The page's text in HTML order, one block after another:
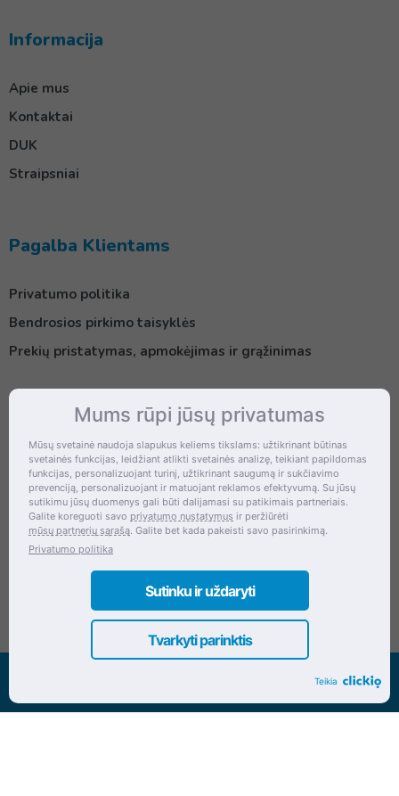
Informacija
Apie mus
Kontaktai
DUK
Straipsniai
Pagalba Klientams
Privatumo politika
Bendrosios pirkimo taisyklės
Prekių pristatymas, apmokėjimas ir grąžinimas
Kontaktai
Šventupės g. 28, Kaunas, Lietuva
+370 (672) 27 650
info@dokrinesa.lt
MB PETHOMEPEOPLE
Įmonės kodas: 305695822
Visos teisės saugomos www.dokrinesa.lt
Mums rūpi jūsų privatumas
Mūsų svetainė naudoja slapukus keliems tikslams: užtikrinant būtinas
svetainės funkcijas, leidžiant atlikti svetainės analizę, teikiant papildomas
funkcijas, personalizuojant turinį, užtikrinant saugumą ir sukčiavimo
prevenciją, personalizuojant ir matuojant reklamos efektyvumą. Su jūsų
sutikimu jūsų duomenys gali būti dalijamasi su patikimais partneriais.
Galite koreguoti savo privatumo nustatymus ir peržiūrėti
mūsų partnerių sąrašą. Galite bet kada pakeisti savo pasirinkimą.
Privatumo politika
Tvarkyti parinktis
Sutinku ir uždaryti
Teikia